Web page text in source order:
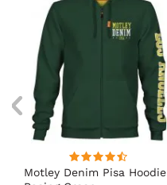
Motley Denim Pisa Hoodie